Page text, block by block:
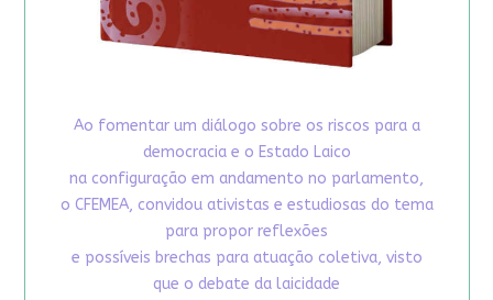
Ao fomentar um diálogo sobre os riscos para a
democracia e o Estado Laico
na configuração em andamento no parlamento,
o CFEMEA, convidou ativistas e estudiosas do tema
para propor reflexões
e possíveis brechas para atuação coletiva, visto
que o debate da laicidade